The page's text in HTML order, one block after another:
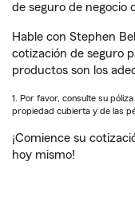
de seguro de negocio
Hable con Stephen
cotización de seguro
productos son los
1. Por favor, consulte su
propiedad cubierta y de las
¡Comience su
hoy mismo!